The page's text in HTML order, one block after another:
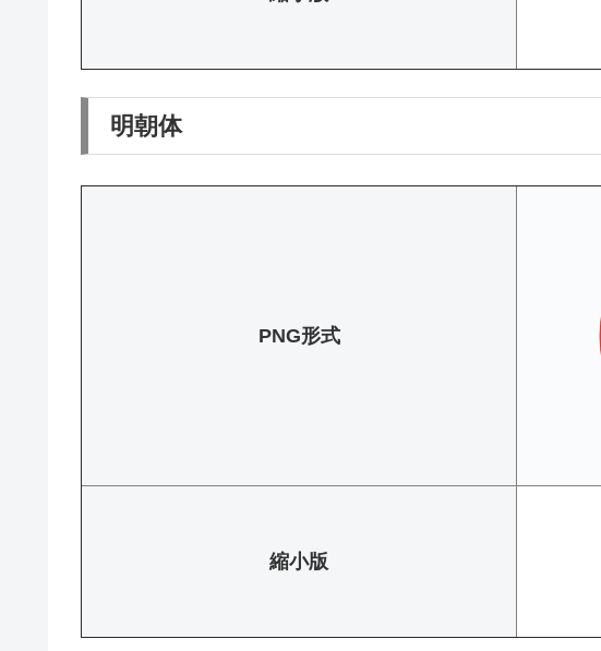
明朝体
PNG形式
縮小版